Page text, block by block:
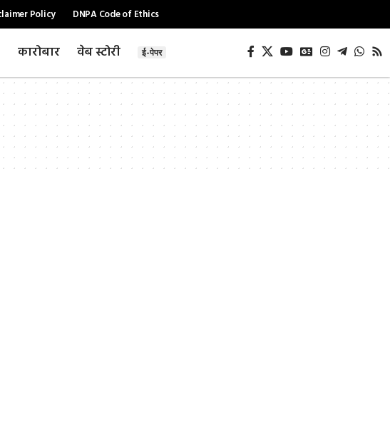
Policy DNPA Code of Ethics
कारोबार वेब स्टोरी ई-पेपर